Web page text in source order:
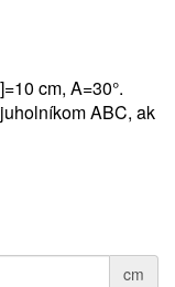
cm, A=30°.
ABC, ak
cm